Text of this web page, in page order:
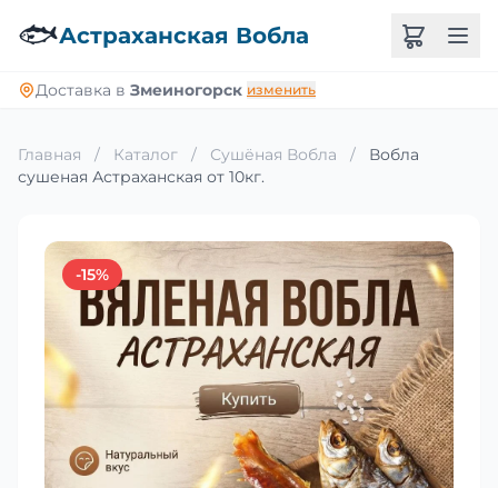
🐟Астраханская Вобла
Доставка в Змеиногорск изменить
Главная / Каталог / Сушёная Вобла /
Вобла
сушеная Астраханская от 10кг.
-15%